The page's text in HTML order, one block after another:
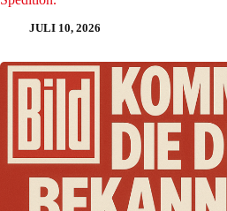
JULI 10, 2026